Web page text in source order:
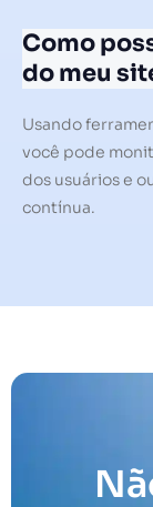
Como
do meu
Usando
você pode
dos usuários e
contínua.